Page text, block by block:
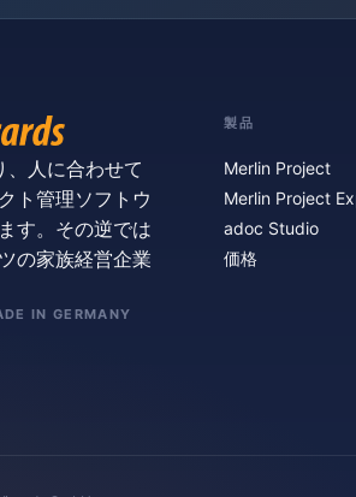
人に合わせて
ト管理ソフトウ
す。その逆では
の家族経営企業
IN GERMANY
製品
Merlin Project
Merlin Project
adoc Studio
価格